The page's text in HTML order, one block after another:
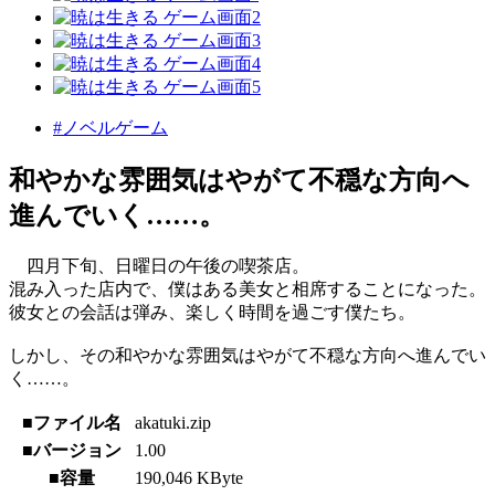
#ノベルゲーム
和やかな雰囲気はやがて不穏な方向へ
進んでいく……。
四月下旬、日曜日の午後の喫茶店。
混み入った店内で、僕はある美女と相席することになった。
彼女との会話は弾み、楽しく時間を過ごす僕たち。
しかし、その和やかな雰囲気はやがて不穏な方向へ進んでい
く……。
■ファイル名
akatuki.zip
■バージョン
1.00
■容量
190,046 KByte